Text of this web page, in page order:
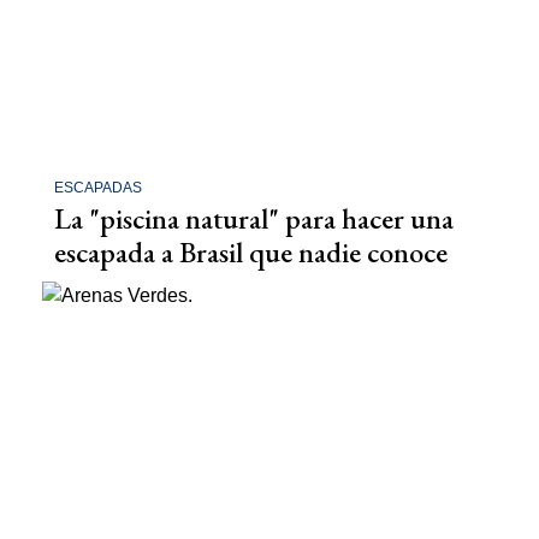
ESCAPADAS
La "piscina natural" para hacer una
escapada a Brasil que nadie conoce